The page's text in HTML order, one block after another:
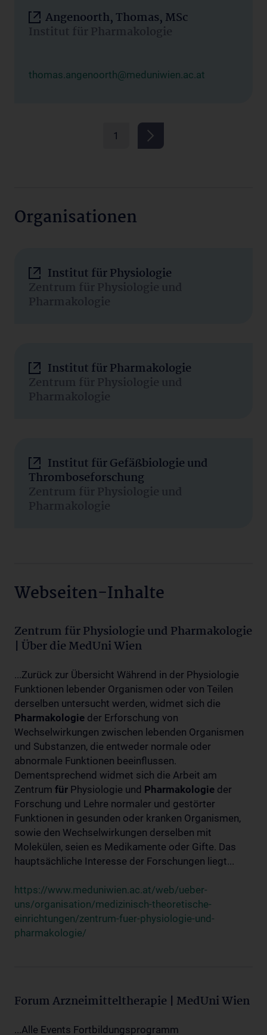
Angenoorth, Thomas, MSc
Institut für Pharmakologie
thomas.angenoorth@meduniwien.ac.at
1
Organisationen
Institut für Physiologie
Zentrum für Physiologie und
Pharmakologie
Institut für Pharmakologie
Zentrum für Physiologie und
Pharmakologie
Institut für Gefäßbiologie und
Thromboseforschung
Zentrum für Physiologie und
Pharmakologie
Webseiten-Inhalte
Zentrum für Physiologie und Pharmakologie
| Über die MedUni Wien
...Zurück zur Übersicht Während in der Physiologie
Funktionen lebender Organismen oder von Teilen
derselben untersucht werden, widmet sich die
Pharmakologie der Erforschung von
Wechselwirkungen zwischen lebenden Organismen
und Substanzen, die entweder normale oder
abnormale Funktionen beeinflussen.
Dementsprechend widmet sich die Arbeit am
Zentrum für Physiologie und Pharmakologie der
Forschung und Lehre normaler und gestörter
Funktionen in gesunden oder kranken Organismen,
sowie den Wechselwirkungen derselben mit
Molekülen, seien es Medikamente oder Gifte. Das
hauptsächliche Interesse der Forschungen liegt...
https://www.meduniwien.ac.at/web/ueber-
uns/organisation/medizinisch-theoretische-
einrichtungen/zentrum-fuer-physiologie-und-
pharmakologie/
Forum Arzneimitteltherapie | MedUni Wien
...Alle Events Fortbildungsprogramm